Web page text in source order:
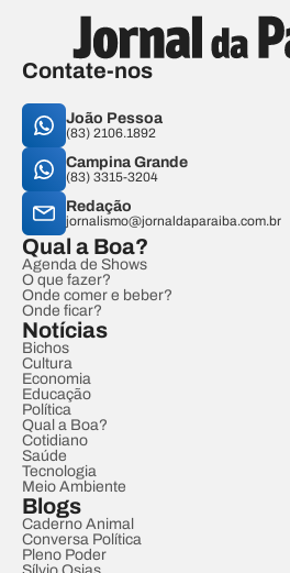
Contate-nos
João Pessoa
(83) 2106.1892
Campina Grande
(83) 3315-3204
Redação
jornalismo@jornaldaparaiba.com.br
Qual a Boa?
Agenda de Shows
O que fazer?
Onde comer e beber?
Onde ficar?
Notícias
Bichos
Cultura
Economia
Educação
Política
Qual a Boa?
Cotidiano
Saúde
Tecnologia
Meio Ambiente
Blogs
Caderno Animal
Conversa Política
Pleno Poder